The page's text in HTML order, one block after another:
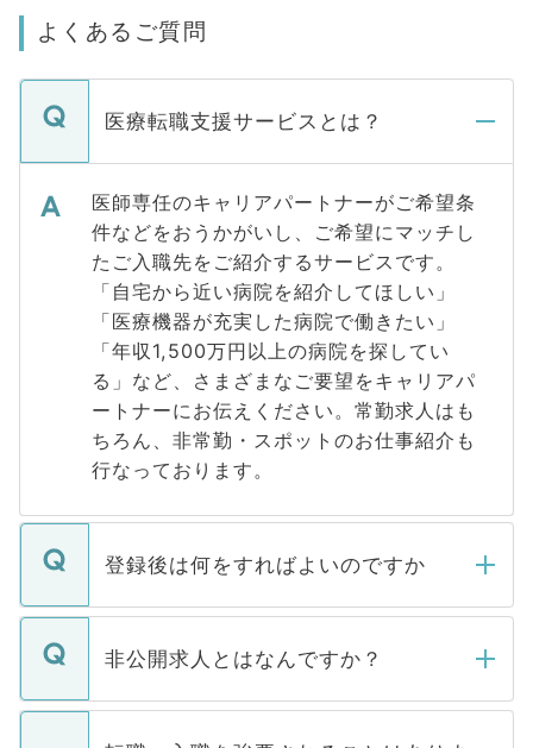
よくあるご質問
医療転職支援サービスとは？
医師専任のキャリアパートナーがご希望条
件などをおうかがいし、ご希望にマッチし
たご入職先をご紹介するサービスです。
「自宅から近い病院を紹介してほしい」
「医療機器が充実した病院で働きたい」
「年収1,500万円以上の病院を探してい
る」など、さまざまなご要望をキャリアパ
ートナーにお伝えください。常勤求人はも
ちろん、非常勤・スポットのお仕事紹介も
行なっております。
登録後は何をすればよいのですか
ご登録いただきましたら、弊社担当者がご
登録内容を確認し、その後メールもしくは
ます。通常、5営業日以内にはご連絡をせて
いただきますので、しばらくお待ちくださ
非公開求人とはなんですか？
マイナビDOCTORで取り扱っている求人の